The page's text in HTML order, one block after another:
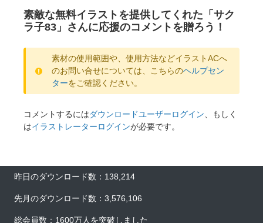
素敵な無料イラストを提供してくれた「サク
ラ子83」さんに応援のコメントを贈ろう！
素材の使用範囲や、使用方法などイラストACへ
のお問い合せについては、こちらのヘルプセン
ターをご確認ください。
コメントするにはダウンロードユーザーログイン、もしく
はイラストレーターログインが必要です。
昨日のダウンロード数：138,214
先月のダウンロード数：3,576,106
総会員数：1600万人を突破しました